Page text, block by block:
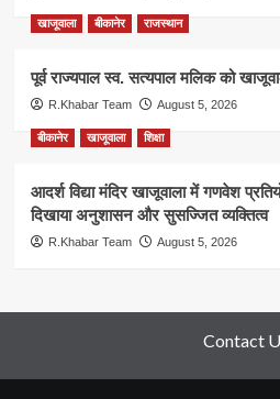
खाजूवाला बीकानेर राजस्थान
पूर्व राज्यपाल स्व. सत्यपाल मलिक को
R.Khabar Team August 5, 2026
बीकानेर खाजूवाला शिक्षा
आदर्श विद्या मंदिर खाजूवाला में गणवेश
दिखाया अनुशासन और सुसज्जित व्यक्तित्व
R.Khabar Team August 5, 2026
Contact